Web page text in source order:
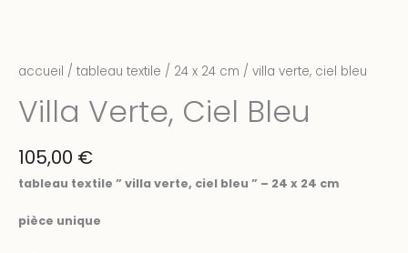
accueil / tableau textile / 24 x 24 cm / villa verte, ciel bleu
Villa Verte, Ciel Bleu
105,00 €
tableau textile ” villa verte, ciel bleu ” – 24 x 24 cm
pièce unique